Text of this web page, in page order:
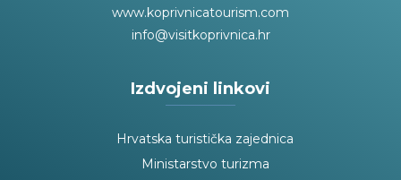
www.koprivnicatourism.com
info@visitkoprivnica.hr
Izdvojeni linkovi
Hrvatska turistička zajednica
Ministarstvo turizma